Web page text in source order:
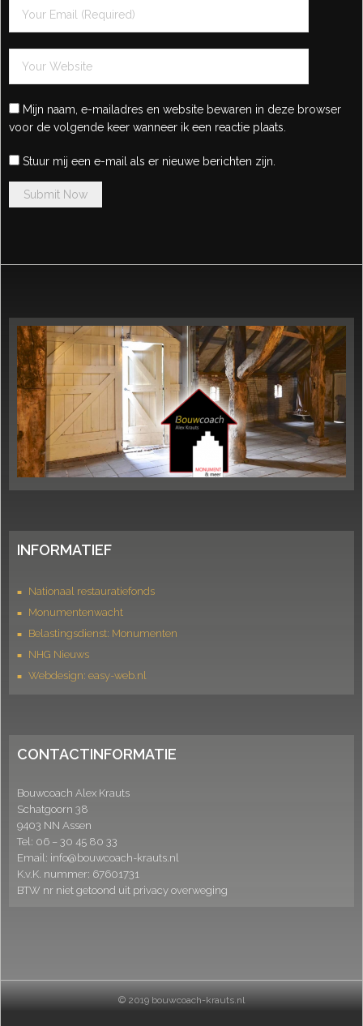
Mijn naam, e-mailadres en website bewaren in deze browser
voor de volgende keer wanneer ik een reactie plaats.
Stuur mij een e-mail als er nieuwe berichten zijn.
INFORMATIEF
Nationaal restauratiefonds
Monumentenwacht
Belastingsdienst: Monumenten
NHG Nieuws
Webdesign: easy-web.nl
CONTACTINFORMATIE
Bouwcoach Alex Krauts
Schatgoorn 38
9403 NN Assen
Tel: 06 – 30 45 80 33
Email: info@bouwcoach-krauts.nl
K.v.K. nummer: 67601731
BTW nr niet getoond uit privacy overweging
© 2019 bouwcoach-krauts.nl